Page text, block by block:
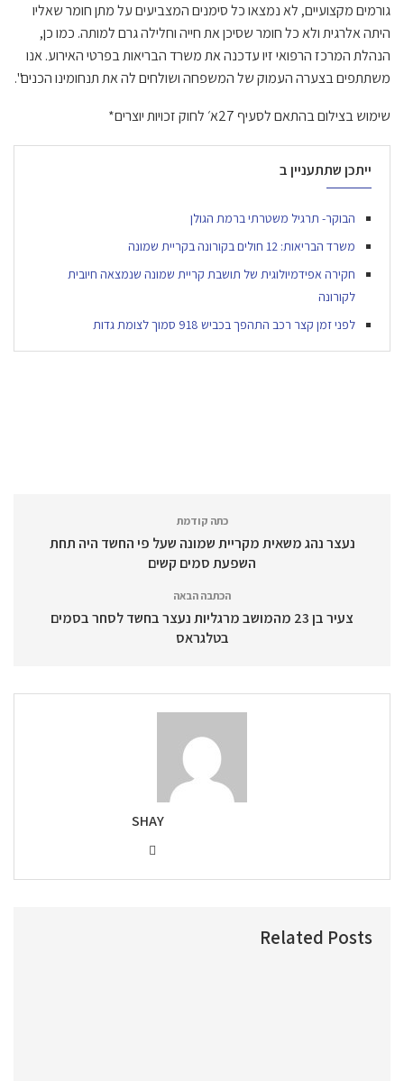
גורמים מקצועיים, לא נמצאו כל סימנים המצביעים על מתן חומר שאליו
היתה אלרגית ולא כל חומר שסיכן את חייה וחלילה גרם למותה. כמו כן,
הנהלת המרכז הרפואי זיו עדכנה את משרד הבריאות בפרטי האירוע. אנו
משתתפים בצערה העמוק של המשפחה ושולחים לה את תנחומינו הכנים".
שימוש בצילום בהתאם לסעיף 27א׳ לחוק זכויות יוצרים*
ייתכן שתתעניין ב
הבוקר- תרגיל משטרתי ברמת הגולן
משרד הבריאות: 12 חולים בקורונה בקריית שמונה
חקירה אפידמיולוגית של תושבת קריית שמונה שנמצאה חיובית
לקורונה
לפני זמן קצר רכב התהפך בכביש 918 סמוך לצומת גדות
כתה קודמת
נעצר נהג משאית מקריית שמונה שעל פי החשד היה תחת
השפעת סמים קשים
הכתבה הבאה
צעיר בן 23 מהמושב מרגליות נעצר בחשד לסחר בסמים
בטלגראס
SHAY
Related Posts